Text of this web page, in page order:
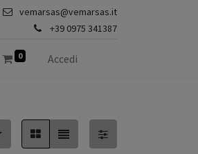
vemarsas@vemarsas.it
+39 0975 341387
0 Accedi